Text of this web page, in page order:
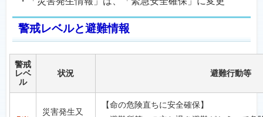
警戒レベルと避難情報
警戒
レベ
ル
状況 避難行動等
災害発生又
【命の危険直ちに安全確保】